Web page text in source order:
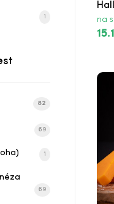
a
1
82
69
1
69
na